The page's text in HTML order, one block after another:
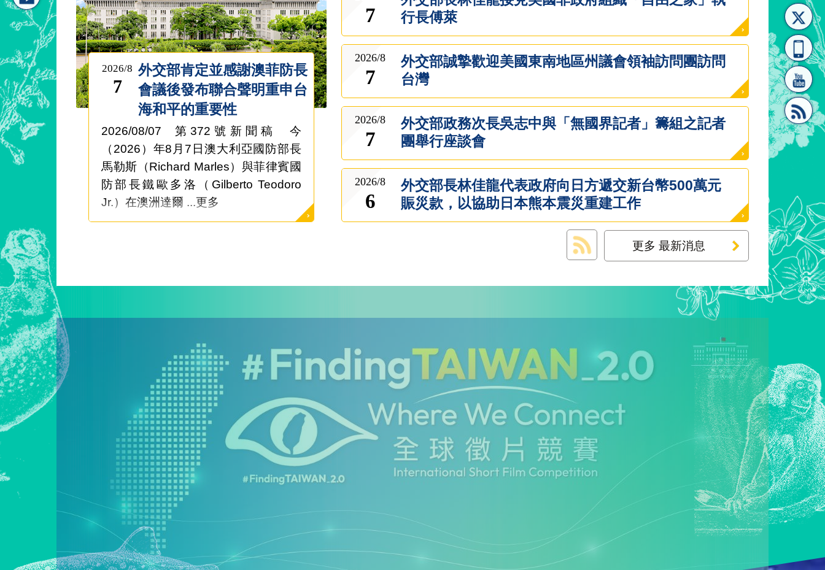
[連 覽 系"
外交部肯定並感謝澳菲防長
會議後發布聯合聲明重申台
海和平的重要性
2026/8
7
2026/08/07 第372號新聞稿 今
（2026）年8月7日澳大利亞國防部長
馬勒斯（Richard Marles）與菲律賓國
防部長鐵歐多洛（Gilberto Teodoro
Jr.）在澳洲達爾 ...更多
7
行長傅萊
2026/8
7
外交部誠摯歡迎美國東南地區州議會領袖訪問團訪問
台灣
2026/8
7
外交部政務次長吳志中與「無國界記者」籌組之記者
團舉行座談會
2026/8
6
外交部長林佳龍代表政府向日方遞交新台幣500萬元
賑災款，以協助日本熊本震災重建工作
更多 最新消息